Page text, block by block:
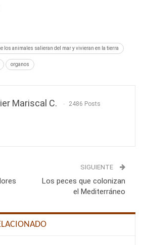
los animales salieran del mar y vivieran en la tierra
organos
Mariscal C. 2486 Posts
SIGUIENTE
Los peces que colonizan
el Mediterráneo